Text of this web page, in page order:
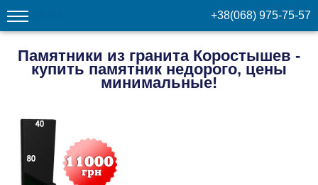
Памятники из гранита Коростышев -
купить памятник недорого, цены
минимальные!
+38(068) 975-75-57